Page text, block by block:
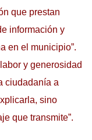
que prestan
información y
en el municipio”.
y generosidad
ciudadanía a
sino
que transmite”.